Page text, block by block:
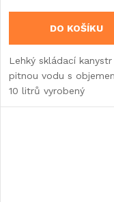
DO KOŠÍKU
Lehký skládací kanystr
pitnou vodu s
10 litrů vyrobený
z potravinářského